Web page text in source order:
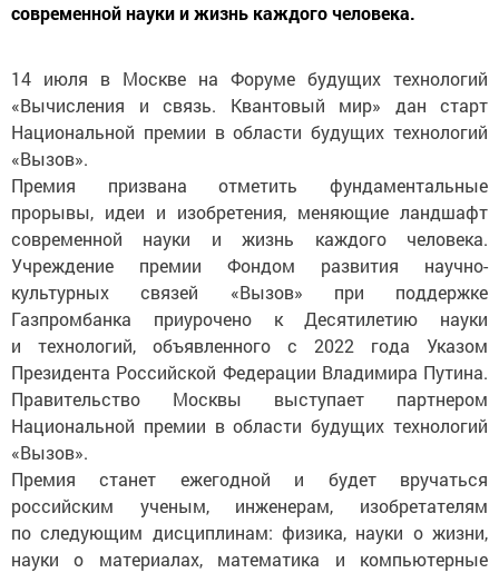
современной науки и жизнь каждого человека.
14 июля в Москве на Форуме будущих технологий
«Вычисления и связь. Квантовый мир» дан старт
Национальной премии в области будущих технологий
«Вызов».
Премия призвана отметить фундаментальные
прорывы, идеи и изобретения, меняющие ландшафт
современной науки и жизнь каждого человека.
Учреждение премии Фондом развития научно-
культурных связей «Вызов» при поддержке
Газпромбанка приурочено к Десятилетию науки
и технологий, объявленного с 2022 года Указом
Президента Российской Федерации Владимира Путина.
Правительство Москвы выступает партнером
Национальной премии в области будущих технологий
«Вызов».
Премия станет ежегодной и будет вручаться
российским ученым, инженерам, изобретателям
по следующим дисциплинам: физика, науки о жизни,
науки о материалах, математика и компьютерные